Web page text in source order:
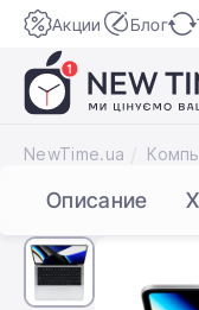
Акции Блог
NewTime.ua
Описание